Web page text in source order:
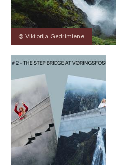
@ Viktorija Gedrimiene